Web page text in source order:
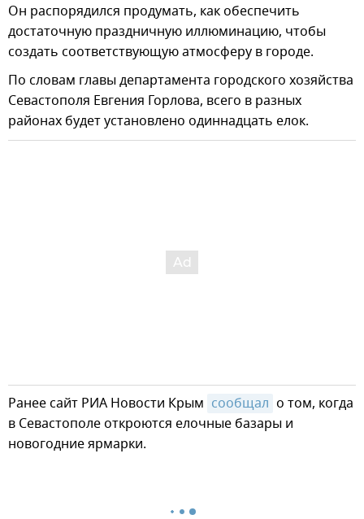
Он распорядился продумать, как обеспечить
достаточную праздничную иллюминацию, чтобы
создать соответствующую атмосферу в городе.
По словам главы департамента городского хозяйства
Севастополя Евгения Горлова, всего в разных
районах будет установлено одиннадцать елок.
Ранее сайт РИА Новости Крым сообщал о том, когда
в Севастополе откроются елочные базары и
новогодние ярмарки.